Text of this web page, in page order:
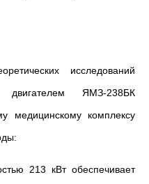
исследований
ЯМЗ-238БК
медицинскому комплексу
213 кВт обеспечивает